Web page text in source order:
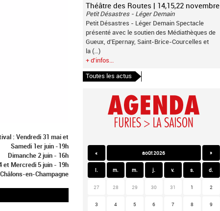
: Vendredi 31 mai et
Samedi 1er juin -19h
Dimanche 2 juin - 16h
et Mercredi 5 juin - 19h
en-Champagne
Théâtre des Routes | 14,15,22 novembre
Petit Désastres - Léger Demain
Petit Désastres - Léger Demain Spectacle
présenté avec le soutien des Médiathèques de
Gueux, d’Epernay, Saint-Brice-Courcelles et
la (…)
+ d'infos...
Toutes les actus
« août 2026 »
l. m. m. j. v. s. d.
27 28 29 30 31 1 2
3 4 5 6 7 8 9